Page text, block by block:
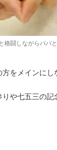
格闘しながらパパ
をメインにし
や七五三の記